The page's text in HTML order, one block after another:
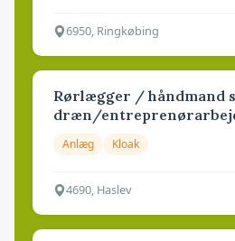
6950, Ringkøbing
Rørlægger / håndmand
dræn/
Anlæg Kloak
4690, Haslev